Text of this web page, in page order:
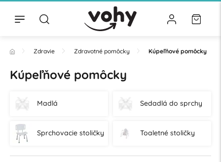
Zdravie Zdravotné pomôcky Kúpeľňové pomôcky
Kúpeľňové pomôcky
Madlá Sedadlá do sprchy
Sprchovacie stoličky Toaletné stoličky